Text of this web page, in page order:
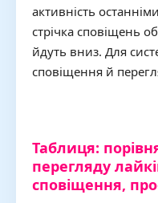
активність
стрічка сповіщень
йдуть вниз. Для
сповіщення й
Таблиця:
перегляду
сповіщення,